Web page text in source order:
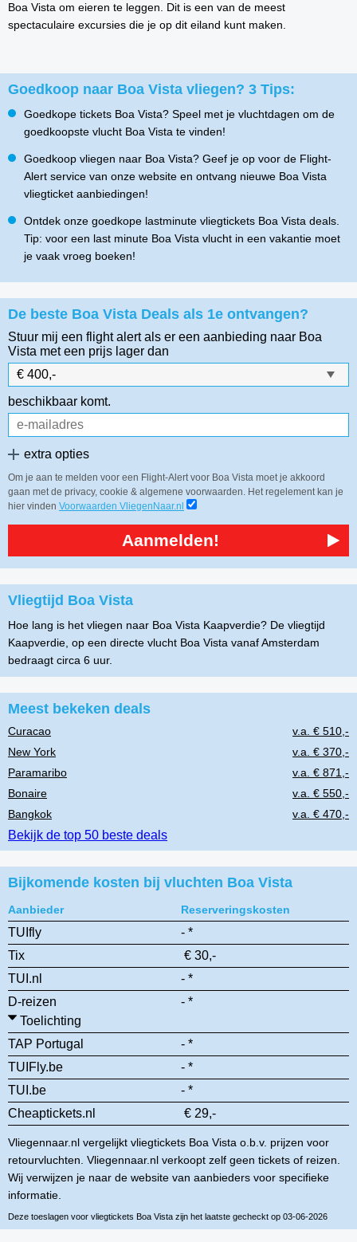
Boa Vista om eieren te leggen. Dit is een van de meest
spectaculaire excursies die je op dit eiland kunt maken.
Goedkoop naar Boa Vista vliegen? 3 Tips:
Goedkope tickets Boa Vista? Speel met je vluchtdagen om de
goedkoopste vlucht Boa Vista te vinden!
Goedkoop vliegen naar Boa Vista? Geef je op voor de Flight-
Alert service van onze website en ontvang nieuwe Boa Vista
vliegticket aanbiedingen!
Ontdek onze goedkope lastminute vliegtickets Boa Vista deals.
Tip: voor een last minute Boa Vista vlucht in een vakantie moet
je vaak vroeg boeken!
De beste Boa Vista Deals als 1e ontvangen?
Stuur mij een flight alert als er een aanbieding naar Boa
Vista met een prijs lager dan
beschikbaar komt.
extra opties
Om je aan te melden voor een Flight-Alert voor Boa Vista moet je akkoord
gaan met de privacy, cookie & algemene voorwaarden. Het regelement kan je
hier vinden Voorwaarden VliegenNaar.nl
Aanmelden!
Vliegtijd Boa Vista
Hoe lang is het vliegen naar Boa Vista Kaapverdie? De vliegtijd
Kaapverdie, op een directe vlucht Boa Vista vanaf Amsterdam
bedraagt circa 6 uur.
Meest bekeken deals
Curacao
v.a. € 510,-
New York
v.a. € 370,-
Paramaribo
v.a. € 871,-
Bonaire
v.a. € 550,-
Bangkok
v.a. € 470,-
Bekijk de top 50 beste deals
Bijkomende kosten bij vluchten Boa Vista
Aanbieder Reserveringskosten
TUIfly
- *
Tix
€ 30,-
TUI.nl
- *
D-reizen
- *
Toelichting
TAP Portugal
- *
TUIFly.be
- *
TUI.be
- *
Cheaptickets.nl
€ 29,-
Vliegennaar.nl vergelijkt vliegtickets Boa Vista o.b.v. prijzen voor
retourvluchten. Vliegennaar.nl verkoopt zelf geen tickets of reizen.
Wij verwijzen je naar de website van aanbieders voor specifieke
informatie.
Deze toeslagen voor vliegtickets Boa Vista zijn het laatste gecheckt op 03-06-2026